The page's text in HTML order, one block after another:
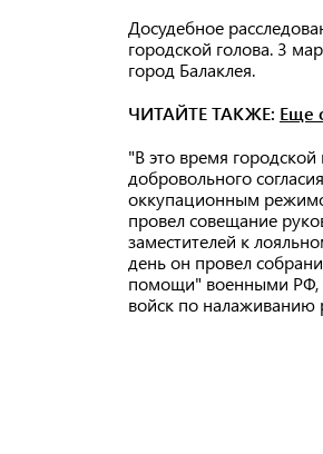
Досудебное
городской голова. 3
город Балаклея.
ЧИТАЙТЕ ТАКЖЕ: Еще
"В это время
добровольного
оккупационным
провел совещание
заместителей к
день он провел
помощи" военными РФ,
войск по налаживанию